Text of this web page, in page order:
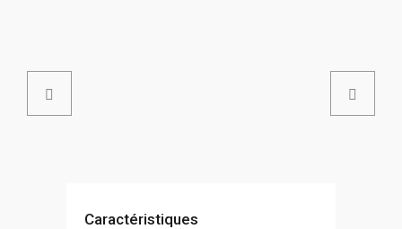
Caractéristiques